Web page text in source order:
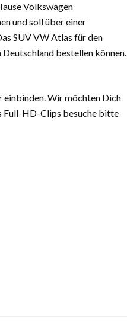
Volkswagen
und soll über einer
SUV VW Atlas für den
bestellen können.
einbinden. Wir möchten Dich
Full-HD-Clips besuche bitte